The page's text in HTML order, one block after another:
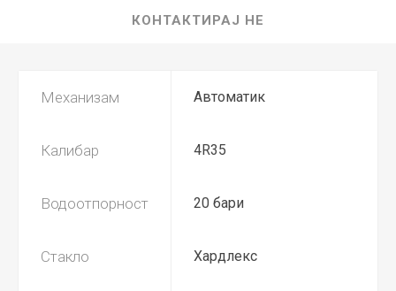
КОНТАКТИРАЈ НЕ
Механизам Автоматик
Калибар 4R35
Водоотпорност 20 бари
Стакло Хардлекс